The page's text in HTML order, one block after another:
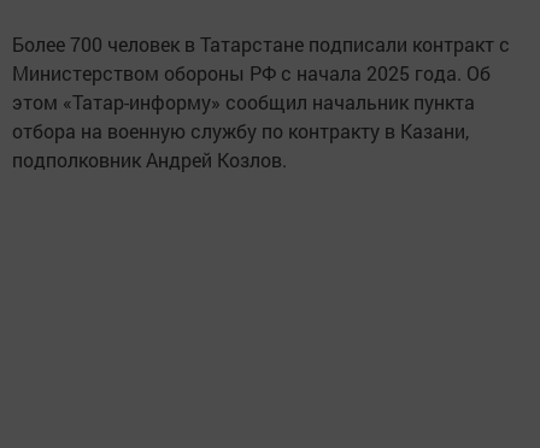
Более 700 человек в Татарстане подписали контракт с
Министерством обороны РФ с начала 2025 года. Об
этом «Татар-информу» сообщил начальник пункта
отбора на военную службу по контракту в Казани,
подполковник Андрей Козлов.